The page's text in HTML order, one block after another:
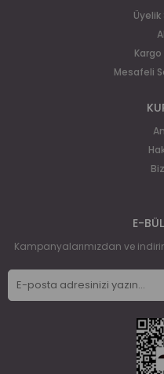
Mesafeli
E-
Kampanyalarımızdan ve